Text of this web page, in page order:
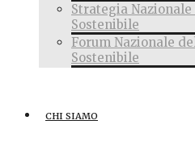
Strategia
Sostenibile
Forum Nazionale
Sostenibile
CHI SIAMO